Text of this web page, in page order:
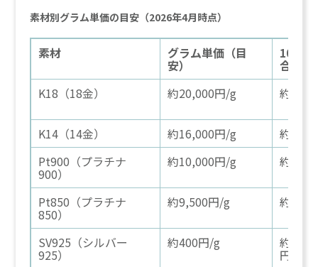
素材別グラム単価の目安（2026年4月時点）
素材 グラム単価（目
安）
10gの
合
K18（18金）
約20,000円/g 約20
K14（14金） 約16,000円/g
約16
Pt900（プラチナ
900）
約10,000円/g 約10
Pt850（プラチナ
850）
約9,500円/g 約9.5
SV925（シルバー
925）
約400円/g 約
円